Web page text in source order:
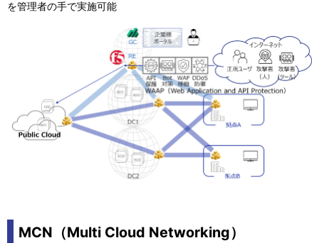
を管理者の手で実施可能
MCN（Multi Cloud Networking）